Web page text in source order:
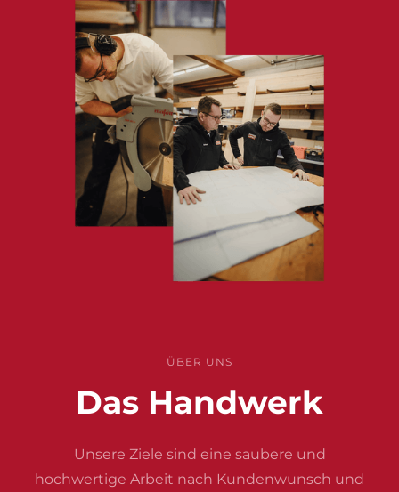
ÜBER UNS
Das Handwerk
Unsere Ziele sind eine saubere und
hochwertige Arbeit nach Kundenwunsch und